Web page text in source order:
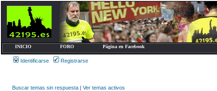
INICIO FORO Página en Facebook
Identificarse Registrarse
Buscar temas sin respuesta | Ver temas activos